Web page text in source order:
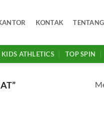
KONTAK
KIDS ATHLETICS TOP SPIN